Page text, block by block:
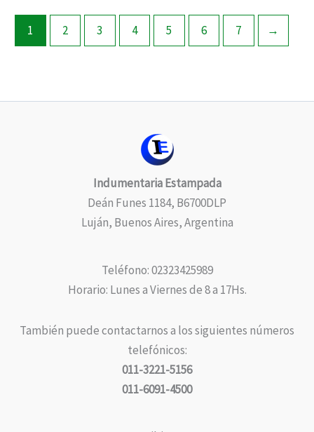
1 2 3 4 5 6 7 →
Indumentaria Estampada
Deán Funes 1184, B6700DLP
Luján, Buenos Aires, Argentina
Teléfono: 02323425989
Horario: Lunes a Viernes de 8 a 17Hs.
También puede contactarnos a los siguientes números
telefónicos:
011-3221-5156
011-6091-4500